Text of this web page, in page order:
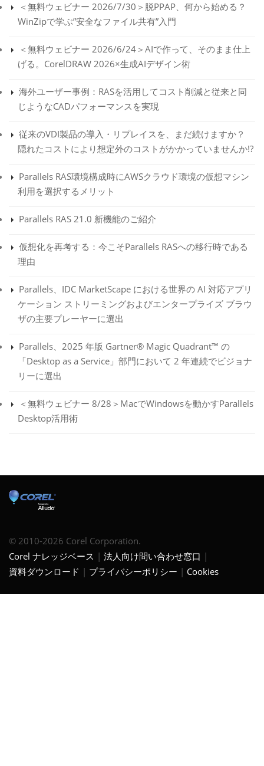
＜無料ウェビナー 2026/7/30＞脱PPAP、何から始める？
WinZipで学ぶ”安全なファイル共有”入門
＜無料ウェビナー 2026/6/24＞AIで作って、そのまま仕上
げる。CorelDRAW 2026×生成AIデザイン術
海外ユーザー事例：RASを活用してコスト削減と従来と同
じようなCADパフォーマンスを実現
従来のVDI製品の導入・リプレイスを、まだ続けますか？
隠れたコストにより想定外のコストがかかっていませんか!?
Parallels RAS環境構成時にAWSクラウド環境の仮想マシン
利用を選択するメリット
Parallels RAS 21.0 新機能のご紹介
仮想化を再考する：今こそParallels RASへの移行時である
理由
Parallels、IDC MarketScape における世界の AI 対応アプリ
ケーション ストリーミングおよびエンタープライズ ブラウ
ザの主要プレーヤーに選出
Parallels、2025 年版 Gartner® Magic Quadrant™ の
「Desktop as a Service」部門において 2 年連続でビジョナ
リーに選出
＜無料ウェビナー 8/28＞MacでWindowsを動かすParallels
Desktop活用術
© 2010-2026 Corel Corporation.
Corel ナレッジベース
法人向け問い合わせ窓口
資料ダウンロード
プライバシーポリシー Cookies